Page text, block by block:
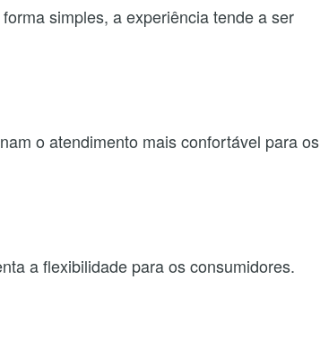
simples, a experiência tende a ser
o atendimento mais confortável para os
a flexibilidade para os consumidores.